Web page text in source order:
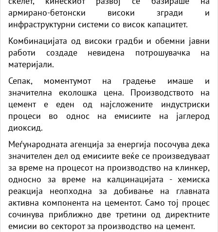
армирано-бетонски високи згради и
инфраструктурни системи со висок капацитет.
Комбинацијата од високи градби и обемни јавни
работи создаде невидена потрошувачка на
материјали.
Сепак, моментумот на градење имаше и
значителна еколошка цена. Производството на
цемент е еден од најсложените индустриски
процеси во однос на емисиите на јаглерод
диоксид.
Меѓународната агенција за енергија посочува дека
значителен дел од емисиите веќе се произведуваат
за време на процесот на производство на клинкер,
односно за време на калцинацијата - хемиска
реакција неопходна за добивање на главната
активна компонента на цементот. Само тој процес
сочинува приближно две третини од директните
емисии во секторот за производство на цемент.